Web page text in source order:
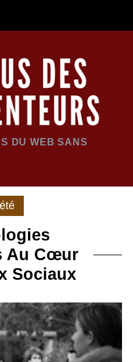
DU WEB SANS
Au Cœur
Sociaux